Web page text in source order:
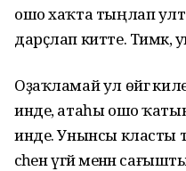
ошо хаҡта тыңлап
дарҫлап китте. Тимәк,
Оҙаҡламай ул өйгә
инде, атаһы ошо
инде. Унынсы класты
әсәһен үгәй менән